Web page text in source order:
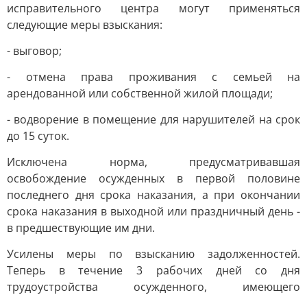
исправительного центра могут применяться
следующие меры взыскания:
- выговор;
- отмена права проживания с семьей на
арендованной или собственной жилой площади;
- водворение в помещение для нарушителей на срок
до 15 суток.
Исключена норма, предусматривавшая
освобождение осужденных в первой половине
последнего дня срока наказания, а при окончании
срока наказания в выходной или праздничный день -
в предшествующие им дни.
Усилены меры по взысканию задолженностей.
Теперь в течение 3 рабочих дней со дня
трудоустройства осужденного, имеющего